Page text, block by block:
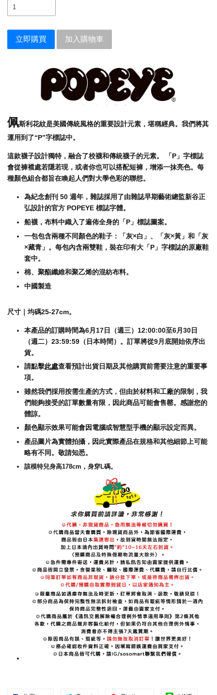
立即購買 加入購物車
佩斯利花紋是美國傳統風格的重要設計元素，堪稱經典。我們將其
運用到了“P”字標誌中。
這款襪子設計獨特，融合了校襪和傳統襪子的元素。 「P」字標誌
會從褲襠處若隱若現，或者你也可以搭配短褲，增添一抹亮色。 每
種顏色組合都旨在喚起人們對大學色彩的聯想。
為紀念創刊 50 週年，雜誌採用了由雜誌早期藝術總監新谷正
弘設計的官方 POPEYE 標誌字體。
船襪，布料中織入了遍佈全身的「P」標誌圖案。
一包包含兩種不同顏色的鞋子：「灰×白」、「灰×黃」和「灰
×藏青」。每包內含兩雙鞋，裝在印有大「P」字標誌的原廠鞋
套中。
棉、聚酯纖維和聚乙烯的混紡布料。
中國製造
尺寸｜均碼25-27cm。
本產品的訂購時間為6月17日（週三）12:00:00至6月30日
（週二）23:59:59（日本時間）。訂單將從9月底開始依序出
貨。
請點擊此處查看預計出貨日期及其他購買前需要注意的重要事
項。
雖然我們採用按需生產的方式，但由於材料和工廠的限制，我
們能夠接受的訂單數量有限，因此商品可能會售罄。感謝您的
體諒。
顏色顯示效果可能會因電腦或智慧型手機的顯示設定而異。
產品圖片為實體拍攝，因此實際產品在規格和其他細節上可能
略有不同。敬請知悉。
該模特兒身高178cm，身穿L碼。